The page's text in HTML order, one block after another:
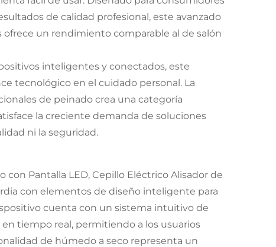
de calidad profesional, este avanzado
un rendimiento comparable al de salón
inteligentes y conectados, este
tecnológico en el cuidado personal. La
de peinado crea una categoría
la creciente demanda de soluciones
ni la seguridad.
con Pantalla LED, Cepillo Eléctrico Alisador de
con elementos de diseño inteligente para
cuenta con un sistema intuitivo de
tiempo real, permitiendo a los usuarios
de húmedo a seco representa un